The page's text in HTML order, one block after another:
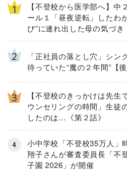
【不登校から医学部へ】中
ール１「昼夜逆転」したわ
び”に連れ出した母の気づき
「正社員の落とし穴」シン
待っていた“魔の２年間”【後
【不登校のきっかけは先生
ウンセリングの時間」生徒
したのは…《第２話》
小中学校「不登校35万人
翔子さんが審査委員長「不
子園 2026」が開催